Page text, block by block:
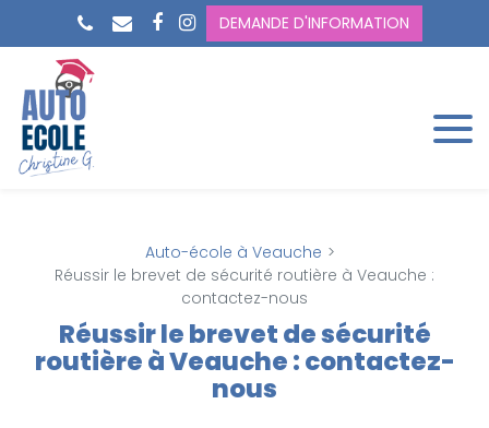
DEMANDE D'INFORMATION
Auto-école à Veauche
Réussir le brevet de sécurité routière à Veauche :
contactez-nous
Réussir le brevet de sécurité
routière à Veauche : contactez-
nous
Panneau de gestion des cookies